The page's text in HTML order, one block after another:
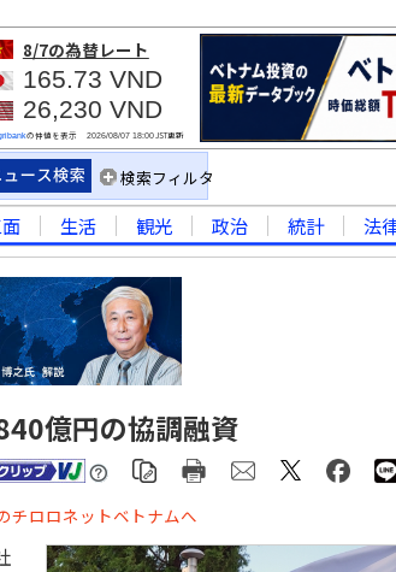
8/7の為替レート
165.73 VND
26,230 VND
の仲値を表示 2026/08/07 18:00JST更新
検索フィルタ
生活 観光 政治 統計 法
億円の協調融資
チロロネットベトナムへ